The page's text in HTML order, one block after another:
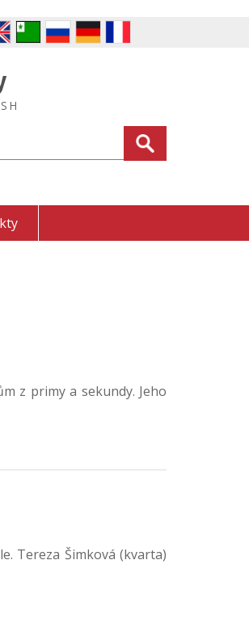
z primy a sekundy. Jeho
Tereza Šimková (kvarta)